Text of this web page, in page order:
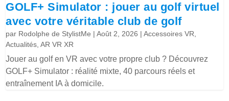
GOLF+ Simulator : jouer au golf virtuel
avec votre véritable club de golf
par Rodolphe de StylistMe |Août 2, 2026 |Accessoires VR,
Actualités,AR VR XR
Jouer au golf en VR avec votre propre club ? Découvrez
GOLF+ Simulator : réalité mixte, 40 parcours réels et
entraînement IA à domicile.